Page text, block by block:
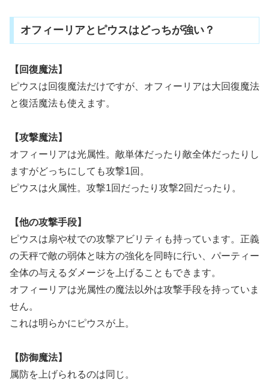
オフィーリアとピウスはどっちが強い？
【回復魔法】
ピウスは回復魔法だけですが、オフィーリアは大回復魔法
と復活魔法も使えます。
【攻撃魔法】
オフィーリアは光属性。敵単体だったり敵全体だったりし
ますがどっちにしても攻撃1回。
ピウスは火属性。攻撃1回だったり攻撃2回だったり。
【他の攻撃手段】
ピウスは扇や杖での攻撃アビリティも持っています。正義
の天秤で敵の弱体と味方の強化を同時に行い、パーティー
全体の与えるダメージを上げることもできます。
オフィーリアは光属性の魔法以外は攻撃手段を持っていま
せん。
これは明らかにピウスが上。
【防御魔法】
属防を上げられるのは同じ。